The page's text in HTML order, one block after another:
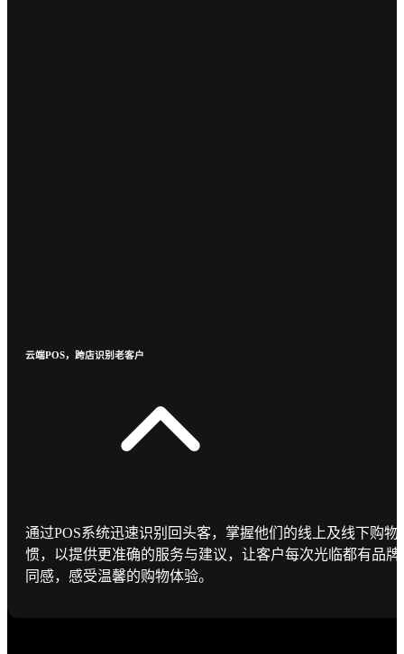
云端POS，跨店识别老客户
通过POS系统迅速识别回头客，掌握他们的线上及线下购物
惯，以提供更准确的服务与建议，让客户每次光临都有品牌
同感，感受温馨的购物体验。